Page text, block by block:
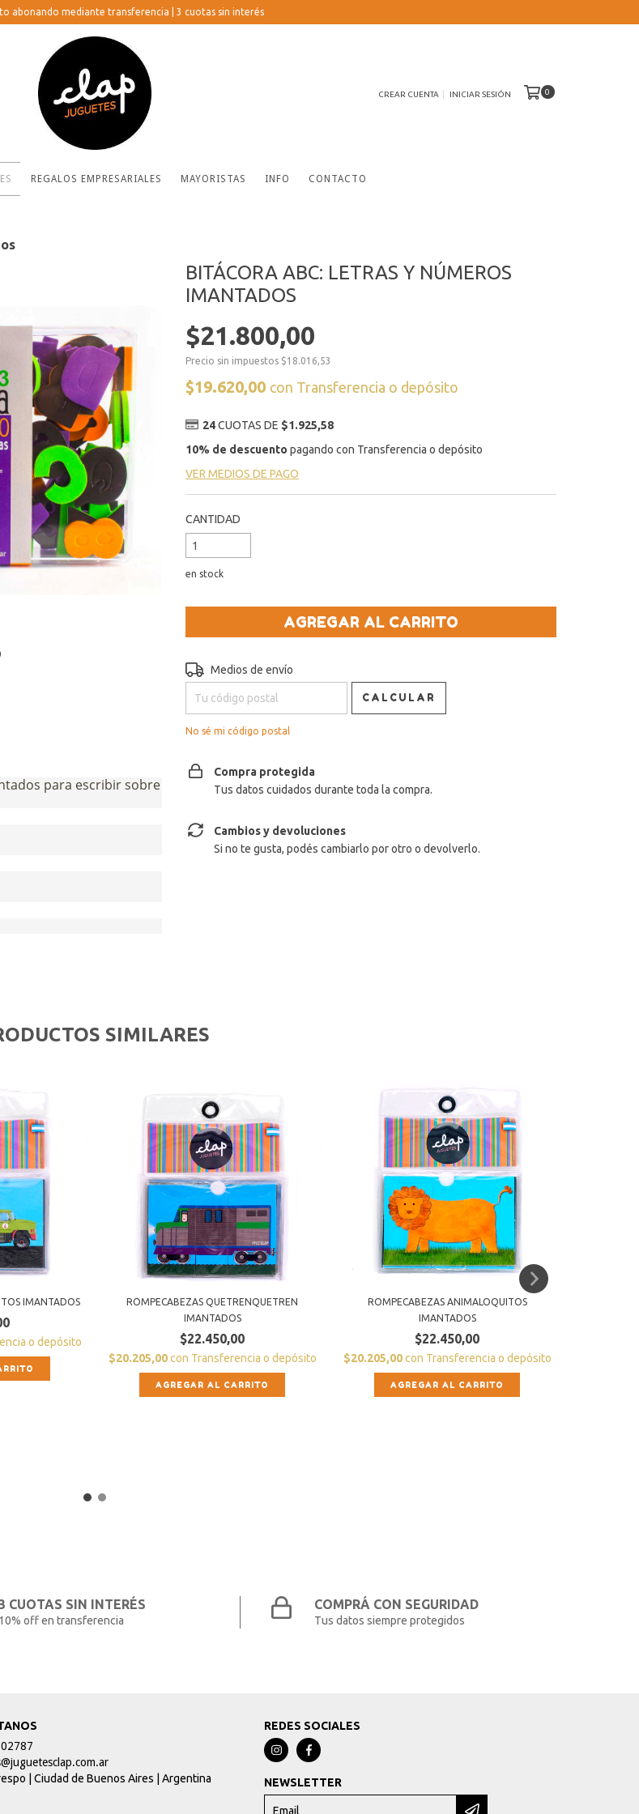
abonando mediante transferencia | 3 cuotas sin interés
CREAR CUENTA INICIAR SESIÓN 0
REGALOS EMPRESARIALES MAYORISTAS INFO CONTACTO
para escribir sobre
BITÁCORA ABC: LETRAS Y NÚMEROS
IMANTADOS
$21.800,00
Precio sin impuestos $18.016,53
$19.620,00 con Transferencia o depósito
24 CUOTAS DE $1.925,58
10% de descuento pagando con Transferencia o depósito
VER MEDIOS DE PAGO
CANTIDAD
en stock
Entregas para el CP:
Medios de envío
CALCULAR
No sé mi código postal
Compra protegida
Tus datos cuidados durante toda la compra.
Cambios y devoluciones
Si no te gusta, podés cambiarlo por otro o devolverlo.
SIMILARES
IMANTADOS
o depósito
ROMPECABEZAS QUETRENQUETREN
IMANTADOS
$22.450,00
$20.205,00con Transferencia o depósito
ROMPECABEZAS ANIMALOQUITOS
IMANTADOS
$22.450,00
$20.205,00con Transferencia o depósito
CUOTAS SIN INTERÉS
10% off en transferencia
COMPRÁ CON SEGURIDAD
Tus datos siempre protegidos
| Ciudad de Buenos Aires | Argentina
REDES SOCIALES
NEWSLETTER